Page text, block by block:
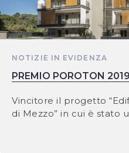
NOTIZIE IN EVIDENZA
PREMIO POROTON 2019
Vincitore il progetto
di Mezzo” in cui è stato